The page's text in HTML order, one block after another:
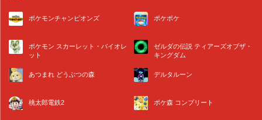
ポケモンチャンピオンズ ポケポケ
ポケモン スカーレット・バイオレ
ット
ゼルダの伝説 ティアーズオブザ・
キングダム
あつまれ どうぶつの森 デルタルーン
桃太郎電鉄2 ポケ森 コンプリート